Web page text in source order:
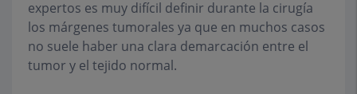
expertos es muy difícil definir durante la cirugía
los márgenes tumorales ya que en muchos casos
no suele haber una clara demarcación entre el
tumor y el tejido normal.